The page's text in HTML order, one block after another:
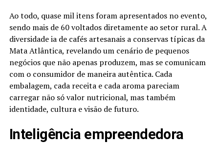
Ao todo, quase mil itens foram apresentados no evento,
sendo mais de 60 voltados diretamente ao setor rural. A
diversidade ia de cafés artesanais a conservas típicas da
Mata Atlântica, revelando um cenário de pequenos
negócios que não apenas produzem, mas se comunicam
com o consumidor de maneira autêntica. Cada
embalagem, cada receita e cada aroma pareciam
carregar não só valor nutricional, mas também
identidade, cultura e visão de futuro.
Inteligência empreendedora